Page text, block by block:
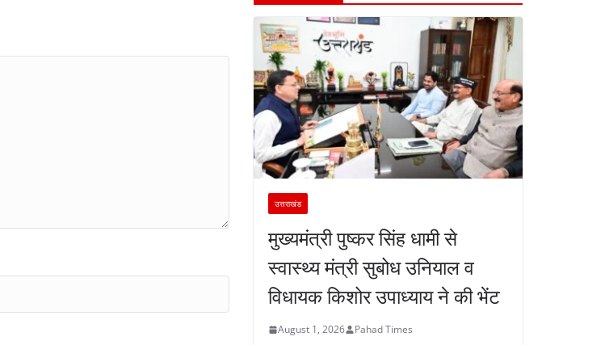
उत्तराखंड
मुख्यमंत्री पुष्कर सिंह धामी से
स्वास्थ्य मंत्री सुबोध उनियाल व
विधायक किशोर उपाध्याय ने की भेंट
August 1, 2026 Pahad Times